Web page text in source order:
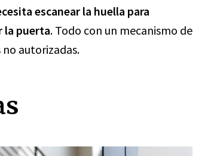
escanear la huella para
la puerta. Todo con un mecanismo de
autorizadas.